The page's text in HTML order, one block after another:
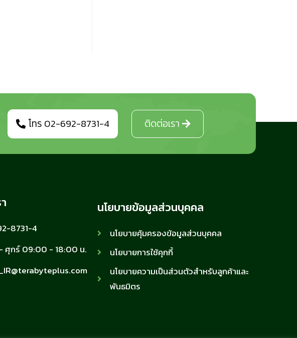
โทร 02-692-8731-4 ติดต่อเรา
8731-4
ศุกร์ 09:00 - 18:00 น.
นโยบายข้อมูลส่วนบุคคล
นโยบายคุ้มครองข้อมูลส่วนบุคคล
นโยบายการใช้คุกกี้
นโยบายความเป็นส่วนตัวสำหรับลูกค้าและ
พันธมิตร